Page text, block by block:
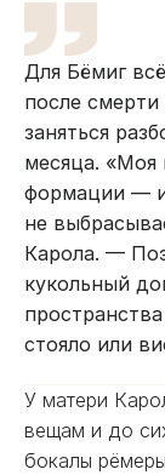
Для Бёмиг
после
заняться
месяца. «Моя
формации —
не
Карола. —
кукольный
стояло или
У матери
вещам и до
бокалы